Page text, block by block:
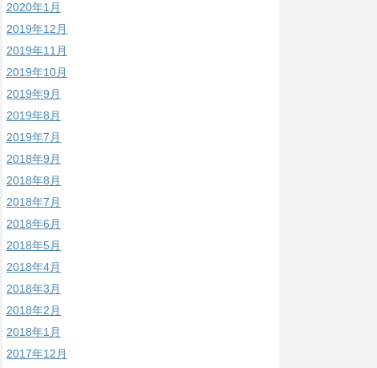
2020年1月
2019年12月
2019年11月
2019年10月
2019年9月
2019年8月
2019年7月
2018年9月
2018年8月
2018年7月
2018年6月
2018年5月
2018年4月
2018年3月
2018年2月
2018年1月
2017年12月